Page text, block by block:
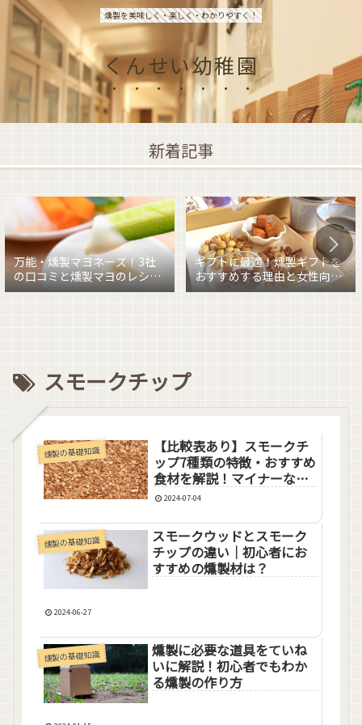
燻製を美味しく・楽しく・わかりやすく！
くんせい幼稚園
新着記事
万能・燻製マヨネーズ！3社
の口コミと燻製マヨのレシピ
を紹介
ギフトに最適！燻製ギフトを
おすすめする理由と女性向け
燻製ギフトを紹介
スモークチップ
燻製の基礎知識
【比較表あり】スモークチ
ップ7種類の特徴・おすすめ
食材を解説！マイナーなチ
ップも
2024-07-04
燻製の基礎知識
スモークウッドとスモーク
チップの違い｜初心者にお
すすめの燻製材は？
2024-06-27
燻製の基礎知識
燻製に必要な道具をていね
いに解説！初心者でもわか
る燻製の作り方